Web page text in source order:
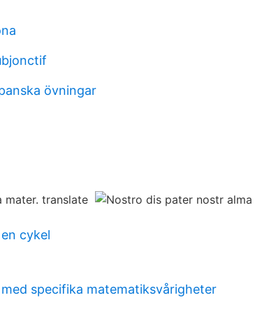
övningar
cykel
specifika matematiksvårigheter